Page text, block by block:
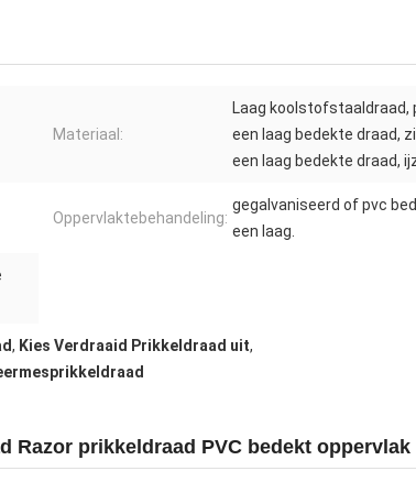
Materiaal:
Laag koolstofstaaldraad,
een laag bedekte draad,
een laag bedekte draad,
Oppervlaktebehandeling:
gegalvaniseerd of pvc
een laag.
, Kies Verdraaid Prikkeldraad uit,
Razor prikkeldraad PVC bedekt oppervlak